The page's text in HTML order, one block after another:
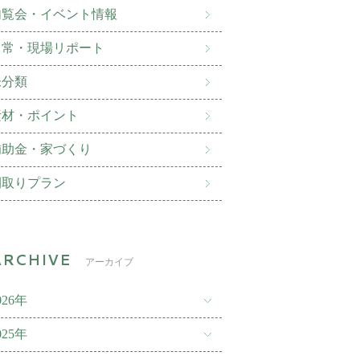
会・イベント情報
・現場リポート
類
・ポイント
金・家づくり
りプラン
アーカイブ
年
年